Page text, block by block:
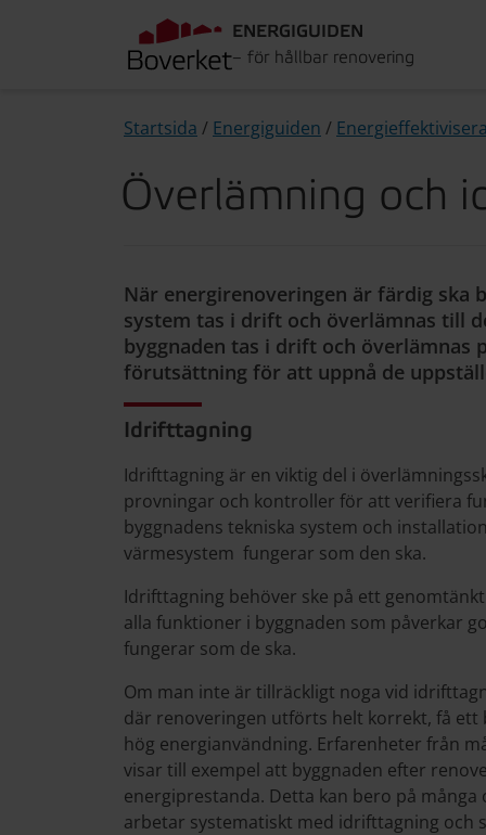
ENERGIGUIDEN
– för hållbar renovering
Startsida / Energiguiden /
Överlämning och
När energirenoveringen är färdig ska
system tas i drift och överlämnas till
byggnaden tas i drift och överlämnas
förutsättning för att uppnå de
Idrifttagning
Idrifttagning är en viktig del i
provningar och kontroller för att verifiera
byggnadens tekniska system och
värmesystem fungerar som den ska.
Idrifttagning behöver ske på ett
alla funktioner i byggnaden som påverkar
fungerar som de ska.
Om man inte är tillräckligt noga vid
där renoveringen utförts helt korrekt, få
hög energianvändning. Erfarenheter från
visar till exempel att byggnaden efter
energiprestanda. Detta kan bero på
arbetar systematiskt med idrifttagning och